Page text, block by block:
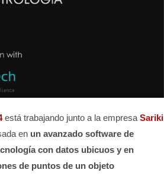
está trabajando junto a la empresa Sariki
en un avanzado software de
con datos ubicuos y en
de puntos de un objeto